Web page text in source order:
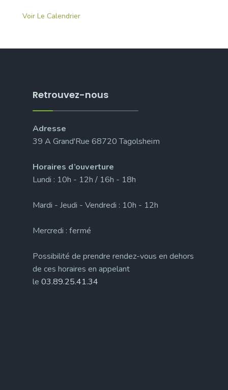
Voir Le Calendrier
Retrouvez-nous
Adresse
39 A Grand'Rue 68720 Tagolsheim
Horaires d’ouverture
Lundi : 10h - 12h / 16h - 18h
Mardi - Jeudi - Vendredi : 10h - 12h
Mercredi : fermé
Possibilité de prendre rendez-vous en dehors
de ces horaires en appelant
le 03.89.25.41.34